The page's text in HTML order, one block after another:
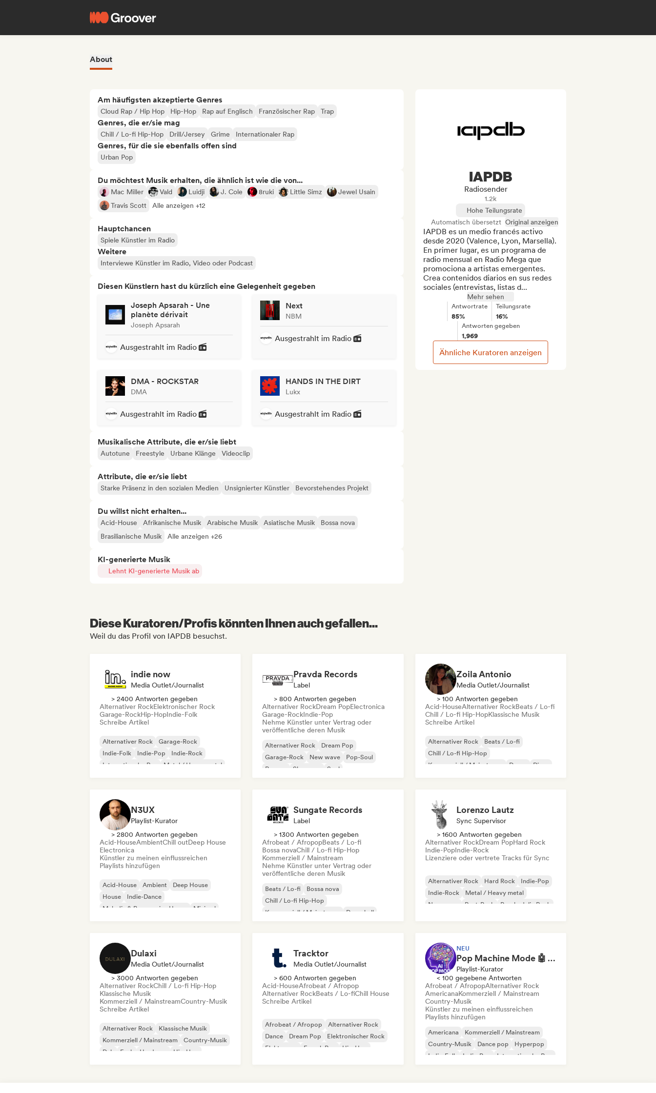
About
Am häufigsten akzeptierte Genres
Cloud Rap / Hip Hop Hip-Hop Rap auf Englisch Französischer Rap Trap
Genres, die er/sie mag
Chill / Lo-fi Hip-Hop Drill/Jersey Grime Internationaler Rap
Genres, für die sie ebenfalls offen sind
Urban Pop
Du möchtest Musik erhalten, die ähnlich ist wie die von...
Mac Miller Vald Luidji J. Cole 8ruki Little Simz
Jewel Usain
Travis Scott
Alle anzeigen +12
Hauptchancen
Spiele Künstler im Radio
Weitere
Interviewe Künstler im Radio, Video oder Podcast
Diesen Künstlern hast du kürzlich eine Gelegenheit gegeben
Joseph Apsarah - Une
planète dérivait
Joseph Apsarah
Ausgestrahlt im Radio
Next
NBM
Ausgestrahlt im Radio
DMA - ROCKSTAR
DMA
Ausgestrahlt im Radio
HANDS IN THE DIRT
Lukx
Ausgestrahlt im Radio
Musikalische Attribute, die er/sie liebt
Autotune Freestyle Urbane Klänge Videoclip
Attribute, die er/sie liebt
Starke Präsenz in den sozialen Medien Unsignierter Künstler Bevorstehendes Projekt
Du willst nicht erhalten...
Acid-House Afrikanische Musik Arabische Musik Asiatische Musik
Bossa nova
Brasilianische Musik
Alle anzeigen +26
KI-generierte Musik
Lehnt KI-generierte Musik ab
IAPDB
Radiosender
1.2k
Hohe Teilungsrate
Automatisch übersetzt Original anzeigen
IAPDB es un medio francés activo
desde 2020 (Valence, Lyon, Marsella).
En primer lugar, es un programa de
radio mensual en Radio Mega que
promociona a artistas emergentes.
Crea contenidos diarios en sus redes
sociales (entrevistas, listas d...
Mehr sehen
Antwortrate
85%
Teilungsrate
16%
Antworten gegeben
1,969
Ähnliche Kuratoren anzeigen
Diese Kuratoren/Profis könnten Ihnen auch gefallen...
Weil du das Profil von IAPDB besuchst.
indie now
Media Outlet/Journalist
> 2400 Antworten gegeben
Alternativer RockElektronischer Rock
Garage-RockHip-HopIndie-Folk
Schreibe Artikel
Alternativer Rock
Garage-Rock
Indie-Folk
Indie-Pop
Indie-Rock
Internationaler Rap
Metal / Heavy metal
Pravda Records
Label
> 800 Antworten gegeben
Alternativer RockDream PopElectronica
Garage-RockIndie-Pop
Nehme Künstler unter Vertrag oder
veröffentliche deren Musik
Alternativer Rock
Dream Pop
Garage-Rock
New wave
Pop-Soul
Reggae
Shoegaze Soul
Zoila Antonio
Media Outlet/Journalist
> 100 Antworten gegeben
Acid-HouseAlternativer RockBeats / Lo-fi
Chill / Lo-fi Hip-HopKlassische Musik
Schreibe Artikel
Alternativer Rock
Beats / Lo-fi
Chill / Lo-fi Hip-Hop
Kommerziell / Mainstream
Dance
Disco
N3UX
Playlist-Kurator
> 2800 Antworten gegeben
Acid-HouseAmbientChill outDeep House
Electronica
Künstler zu meinen einflussreichen
Playlists hinzufügen
Acid-House Ambient
Deep House
House
Indie-Dance
Melodic & Progressive House
Minimal
Sungate Records
Label
> 1300 Antworten gegeben
Afrobeat / AfropopBeats / Lo-fi
Bossa novaChill / Lo-fi Hip-Hop
Kommerziell / Mainstream
Nehme Künstler unter Vertrag oder
veröffentliche deren Musik
Beats / Lo-fi
Bossa nova
Chill / Lo-fi Hip-Hop
Kommerziell / Mainstream
Dancehall
Lorenzo Lautz
Sync Supervisor
> 1600 Antworten gegeben
Alternativer RockDream PopHard Rock
Indie-PopIndie-Rock
Lizenziere oder vertrete Tracks für Sync
Alternativer Rock Hard Rock
Indie-Pop
Indie-Rock
Metal / Heavy metal
New wave
Post-Punk Psychedelic Rock
Dulaxi
Media Outlet/Journalist
> 3000 Antworten gegeben
Alternativer RockChill / Lo-fi Hip-Hop
Klassische Musik
Kommerziell / MainstreamCountry-Musik
Schreibe Artikel
Alternativer Rock
Klassische Musik
Kommerziell / Mainstream
Country-Musik
Dub
Funk Hardcore Hip-Hop
Tracktor
Media Outlet/Journalist
> 600 Antworten gegeben
Acid-HouseAfrobeat / Afropop
Alternativer RockBeats / Lo-fiChill House
Schreibe Artikel
Afrobeat / Afropop
Alternativer Rock
Dance
Dream Pop
Elektronischer Rock
Elektropop
French Pop Hip-Hop
NEU
Pop Machine Mode 🤖 AI Music, Indie Pop & Dream Pop
Playlist-Kurator
< 100 gegebene Antworten
Afrobeat / AfropopAlternativer Rock
AmericanaKommerziell / Mainstream
Country-Musik
Künstler zu meinen einflussreichen
Playlists hinzufügen
Americana
Kommerziell / Mainstream
Country-Musik
Dance pop
Hyperpop
Indie-Folk
Indie-Pop Internationaler Pop